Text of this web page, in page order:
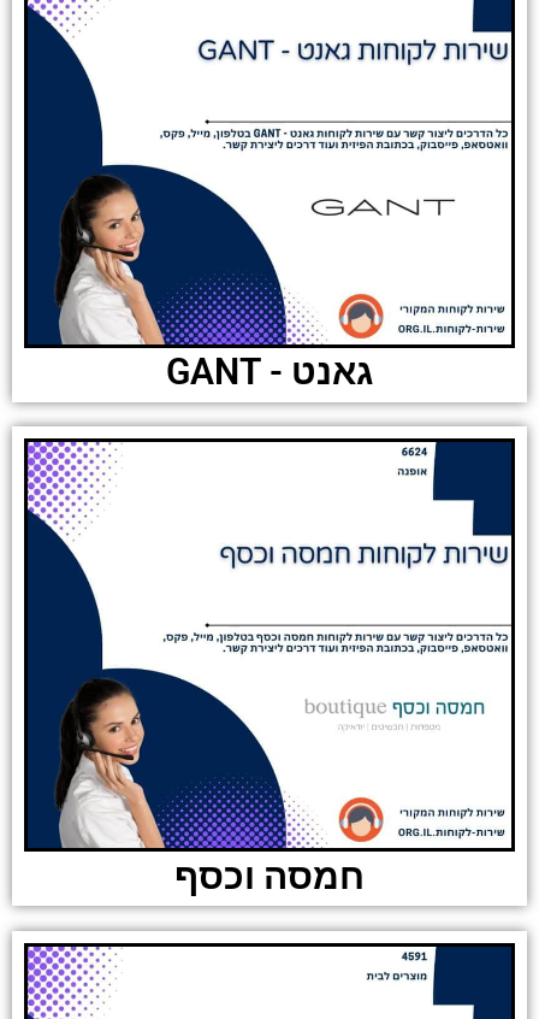
גאנט - GANT
חמסה וכסף